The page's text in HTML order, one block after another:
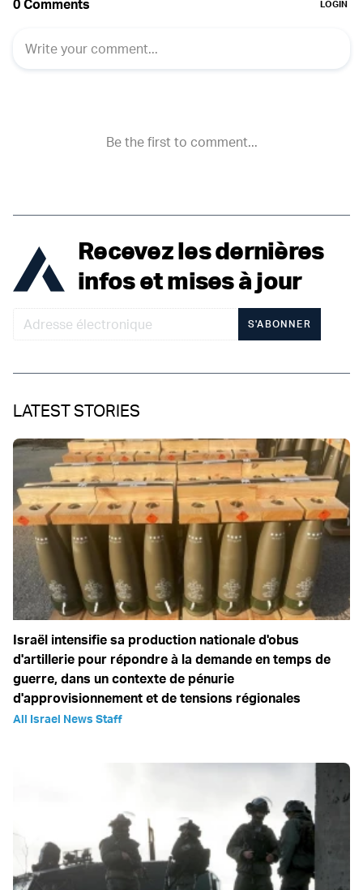
Recevez les dernières
infos et mises à jour
S'ABONNER
LATEST STORIES
Israël intensifie sa production nationale d'obus
d'artillerie pour répondre à la demande en temps de
guerre, dans un contexte de pénurie
d'approvisionnement et de tensions régionales
All Israel News Staff